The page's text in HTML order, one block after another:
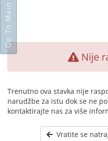
Nije
Trenutno ova stavka nije
narudžbe za istu dok se ne
kontaktirajte nas za više
Vratite se
Go To Main Site